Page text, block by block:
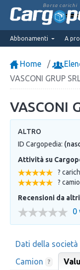
Borsa carichi
Abbonamenti A
Home
VASCONI GRUP
VASCONI
ALTRO
ID Cargopedia:
Attività su
?
?
Recensioni da
0
Dati della società
Camion ?